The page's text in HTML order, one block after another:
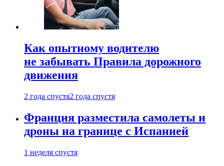
Как опытному водителю
не забывать Правила дорожного
движения
2 года спустя2 года спустя
Франция разместила самолеты и
дроны на границе с Испанией
1 неделя спустя